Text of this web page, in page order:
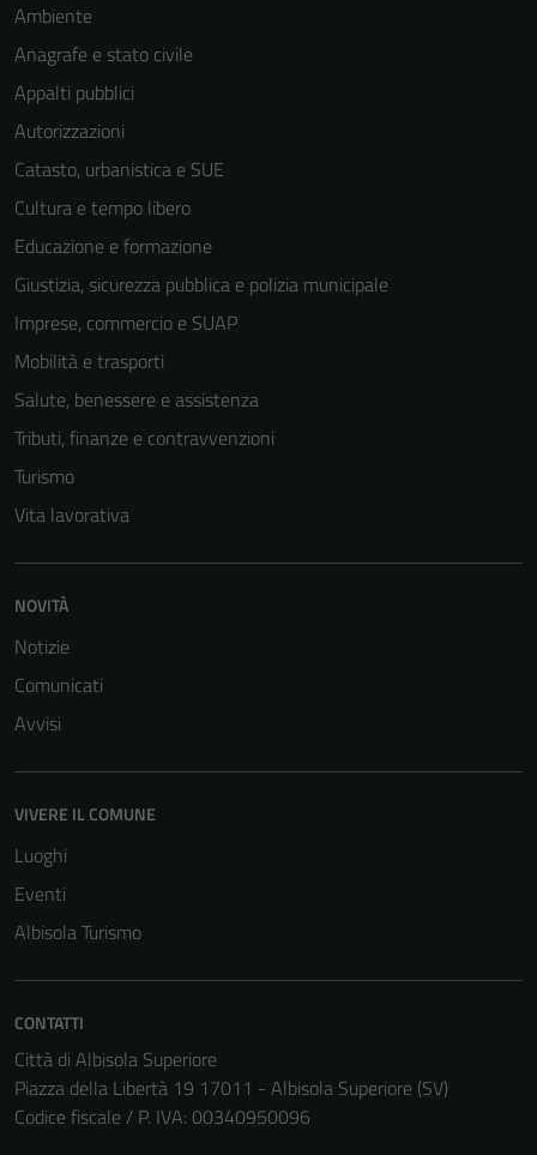
Ambiente
Anagrafe e stato civile
Appalti pubblici
Autorizzazioni
Catasto, urbanistica e SUE
Cultura e tempo libero
Educazione e formazione
Giustizia, sicurezza pubblica e polizia municipale
Imprese, commercio e SUAP
Mobilità e trasporti
Salute, benessere e assistenza
Tributi, finanze e contravvenzioni
Turismo
Vita lavorativa
NOVITÀ
Notizie
Comunicati
Avvisi
VIVERE IL COMUNE
Luoghi
Eventi
Albisola Turismo
CONTATTI
Città di Albisola Superiore
Piazza della Libertà 19 17011 - Albisola Superiore (SV)
Codice fiscale / P. IVA: 00340950096
per il
non raccolgono